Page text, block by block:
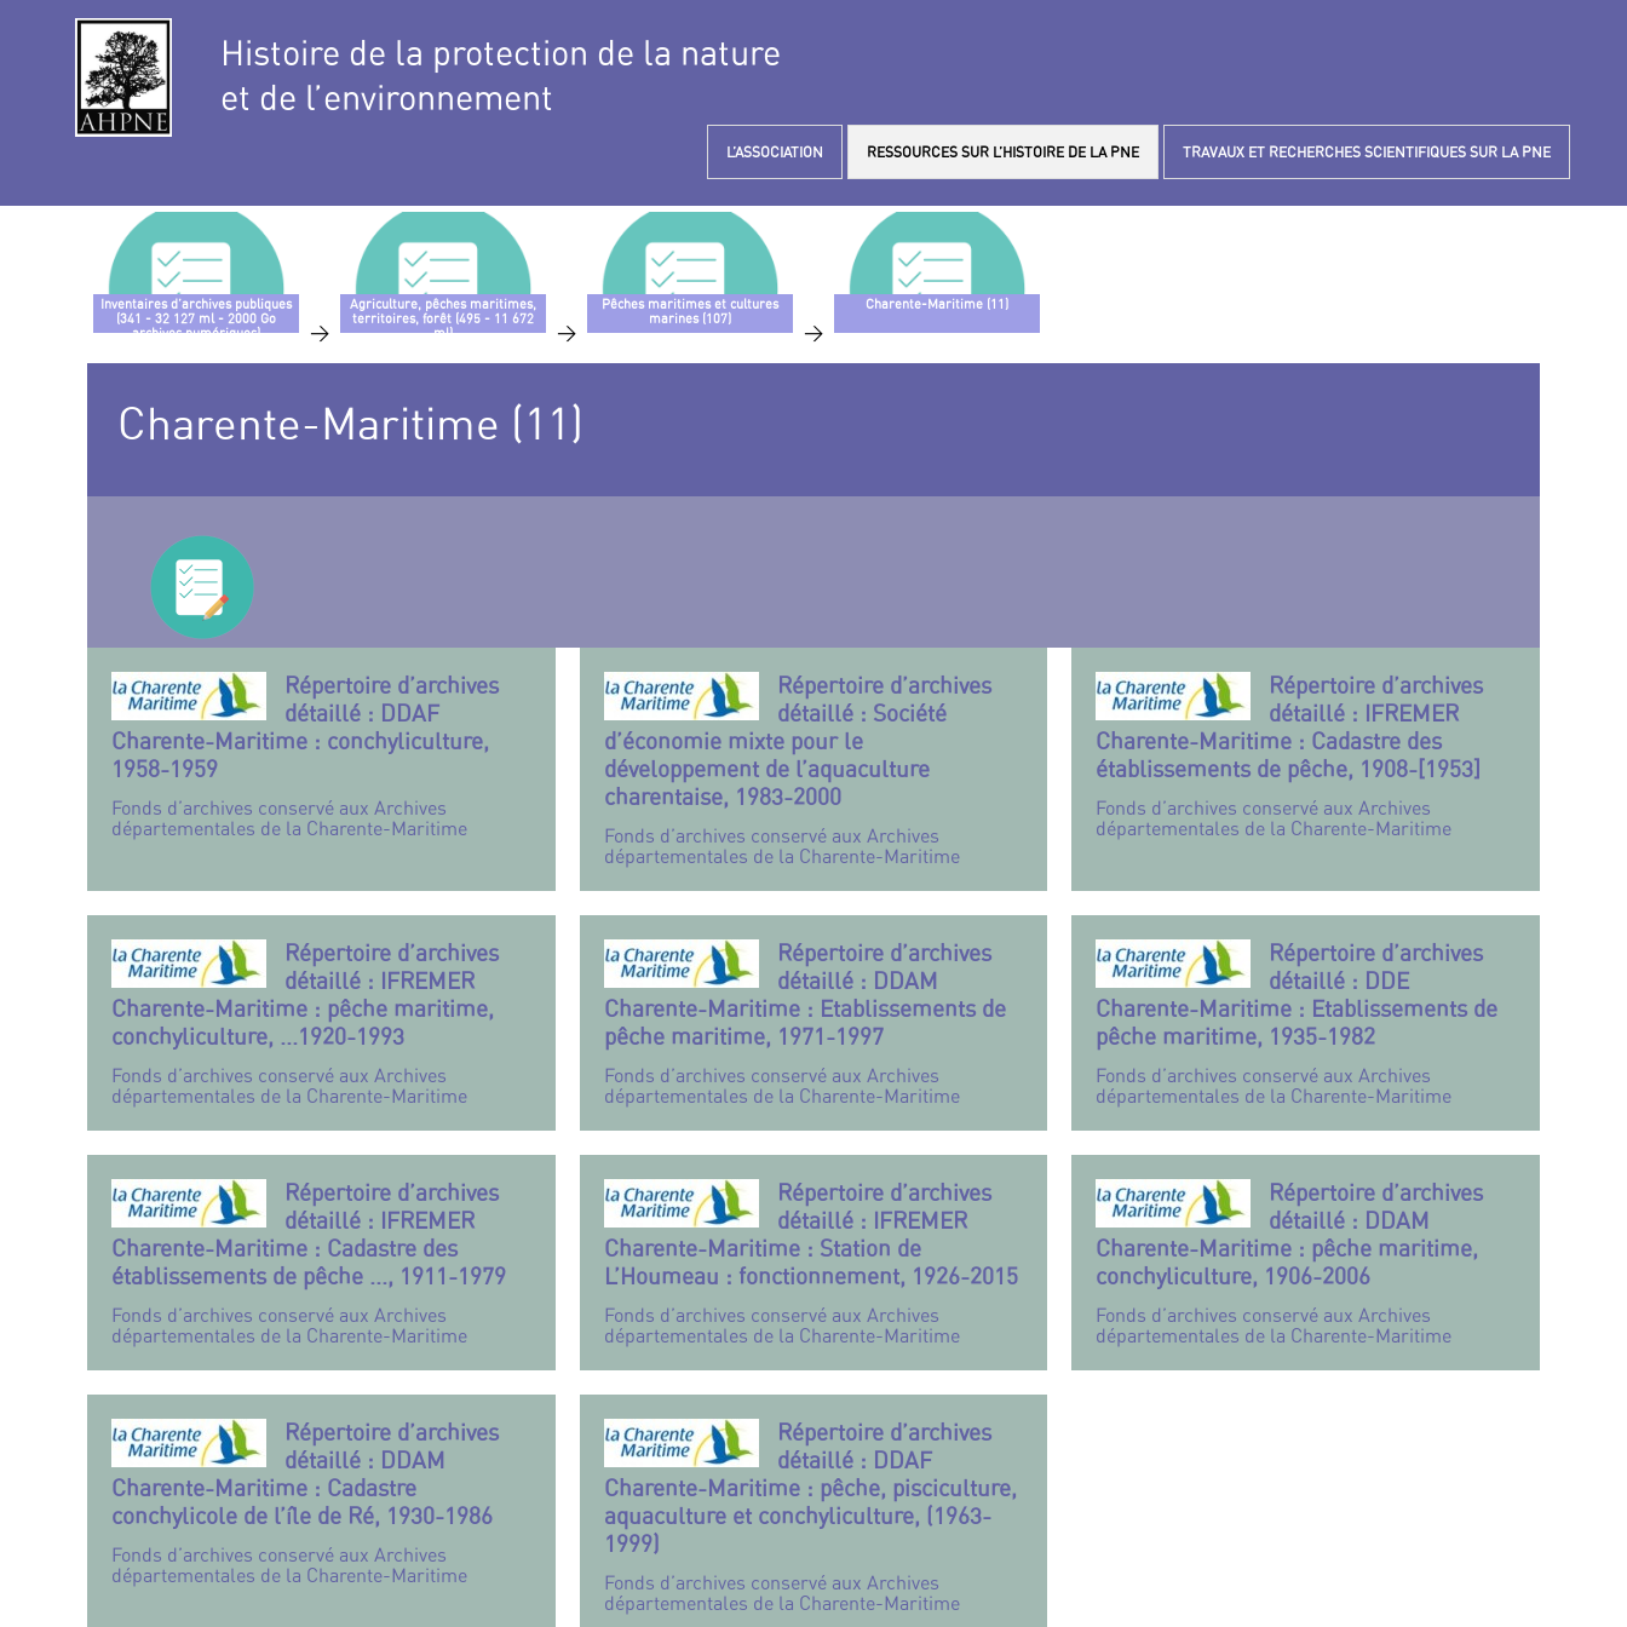
Histoire de la protection de la nature
et de l’environnement
L’ASSOCIATION RESSOURCES SUR L’HISTOIRE DE LA PNE TRAVAUX ET RECHERCHES SCIENTIFIQUES SUR LA PNE
Inventaires d’archives publiques
(341 - 32 127 ml - 2000 Go
archives numériques)
>
Agriculture, pêches maritimes,
territoires, forêt (495 - 11 672
ml)
>
Pêches maritimes et cultures
marines (107)
>
Charente-Maritime (11)
Charente-Maritime (11)
Répertoire d’archives
détaillé : DDAF
Charente-Maritime : conchyliculture,
1958-1959
Fonds d’archives conservé aux Archives
départementales de la Charente-Maritime
Répertoire d’archives
détaillé : Société
d’économie mixte pour le
développement de l’aquaculture
charentaise, 1983-2000
Fonds d’archives conservé aux Archives
départementales de la Charente-Maritime
Répertoire d’archives
détaillé : IFREMER
Charente-Maritime : Cadastre des
établissements de pêche, 1908-[1953]
Fonds d’archives conservé aux Archives
départementales de la Charente-Maritime
Répertoire d’archives
détaillé : IFREMER
Charente-Maritime : pêche maritime,
conchyliculture, ...1920-1993
Fonds d’archives conservé aux Archives
départementales de la Charente-Maritime
Répertoire d’archives
détaillé : DDAM
Charente-Maritime : Etablissements de
pêche maritime, 1971-1997
Fonds d’archives conservé aux Archives
départementales de la Charente-Maritime
Répertoire d’archives
détaillé : DDE
Charente-Maritime : Etablissements de
pêche maritime, 1935-1982
Fonds d’archives conservé aux Archives
départementales de la Charente-Maritime
Répertoire d’archives
détaillé : IFREMER
Charente-Maritime : Cadastre des
établissements de pêche ..., 1911-1979
Fonds d’archives conservé aux Archives
départementales de la Charente-Maritime
Répertoire d’archives
détaillé : IFREMER
Charente-Maritime : Station de
L’Houmeau : fonctionnement, 1926-2015
Fonds d’archives conservé aux Archives
départementales de la Charente-Maritime
Répertoire d’archives
détaillé : DDAM
Charente-Maritime : pêche maritime,
conchyliculture, 1906-2006
Fonds d’archives conservé aux Archives
départementales de la Charente-Maritime
Répertoire d’archives
détaillé : DDAM
Charente-Maritime : Cadastre
conchylicole de l’île de Ré, 1930-1986
Fonds d’archives conservé aux Archives
départementales de la Charente-Maritime
Répertoire d’archives
détaillé : DDAF
Charente-Maritime : pêche, pisciculture,
aquaculture et conchyliculture, (1963-
1999)
Fonds d’archives conservé aux Archives
départementales de la Charente-Maritime